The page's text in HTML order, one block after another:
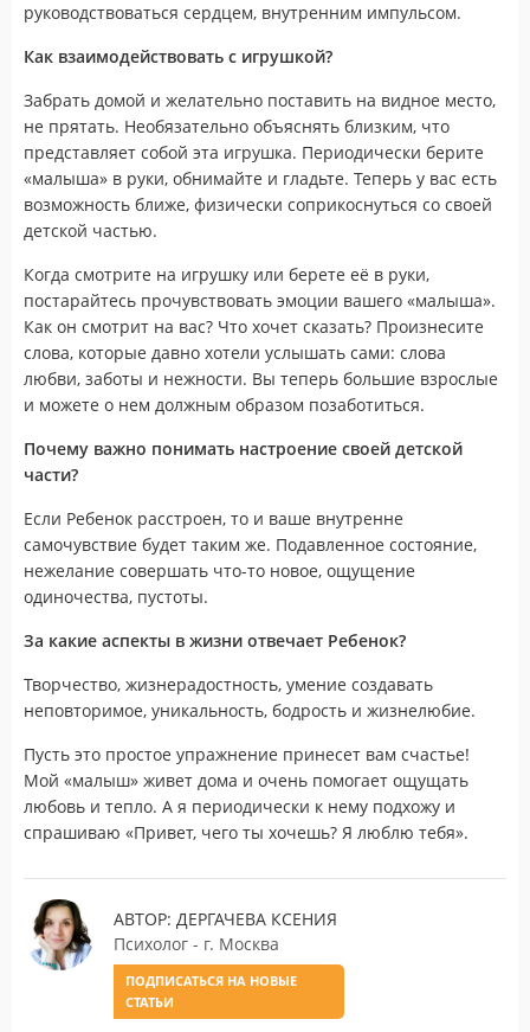
руководствоваться сердцем, внутренним импульсом.
Как взаимодействовать с игрушкой?
Забрать домой и желательно поставить на видное место,
не прятать. Необязательно объяснять близким, что
представляет собой эта игрушка. Периодически берите
«малыша» в руки, обнимайте и гладьте. Теперь у вас есть
возможность ближе, физически соприкоснуться со своей
детской частью.
Когда смотрите на игрушку или берете её в руки,
постарайтесь прочувствовать эмоции вашего «малыша».
Как он смотрит на вас? Что хочет сказать? Произнесите
слова, которые давно хотели услышать сами: слова
любви, заботы и нежности. Вы теперь большие взрослые
и можете о нем должным образом позаботиться.
Почему важно понимать настроение своей детской
части?
Если Ребенок расстроен, то и ваше внутренне
самочувствие будет таким же. Подавленное состояние,
нежелание совершать что-то новое, ощущение
одиночества, пустоты.
За какие аспекты в жизни отвечает Ребенок?
Творчество, жизнерадостность, умение создавать
неповторимое, уникальность, бодрость и жизнелюбие.
Пусть это простое упражнение принесет вам счастье!
Мой «малыш» живет дома и очень помогает ощущать
любовь и тепло. А я периодически к нему подхожу и
спрашиваю «Привет, чего ты хочешь? Я люблю тебя».
АВТОР: ДЕРГАЧЕВА КСЕНИЯ
Психолог - г. Москва
ПОДПИСАТЬСЯ НА НОВЫЕ
СТАТЬИ